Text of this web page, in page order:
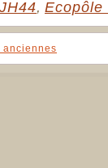
, Ecopôle
anciennes